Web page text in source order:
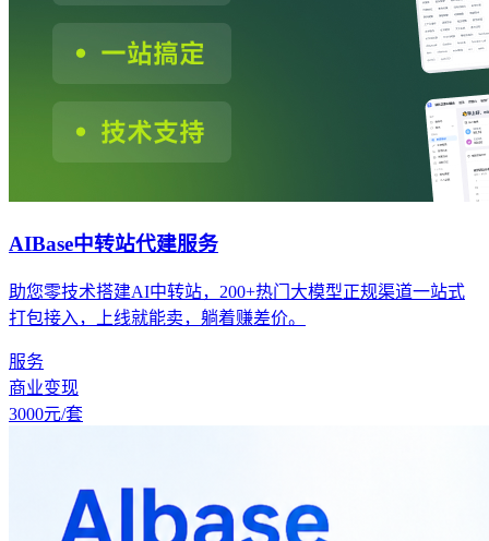
AIBase中转站代建服务
助您零技术搭建AI中转站，200+热门大模型正规渠道一站式
打包接入，上线就能卖，躺着赚差价。
服务
商业变现
3000元/套